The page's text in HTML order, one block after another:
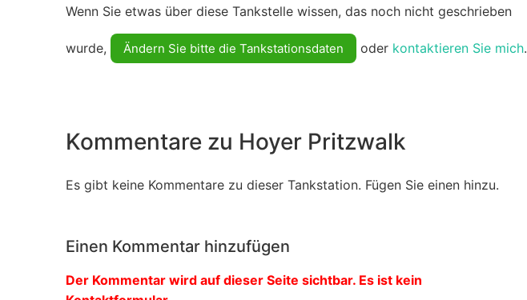
Wenn Sie etwas über diese Tankstelle wissen, das noch nicht geschrieben
wurde, Ändern Sie bitte die Tankstationsdaten oder kontaktieren Sie mich.
Kommentare zu Hoyer Pritzwalk
Es gibt keine Kommentare zu dieser Tankstation. Fügen Sie einen hinzu.
Einen Kommentar hinzufügen
Der Kommentar wird auf dieser Seite sichtbar. Es ist kein